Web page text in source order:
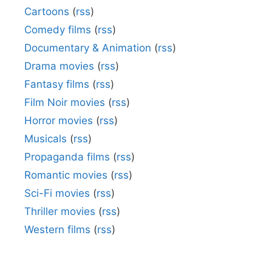
Cartoons (rss)
Comedy films (rss)
Documentary & Animation (rss)
Drama movies (rss)
Fantasy films (rss)
Film Noir movies (rss)
Horror movies (rss)
Musicals (rss)
Propaganda films (rss)
Romantic movies (rss)
Sci-Fi movies (rss)
Thriller movies (rss)
Western films (rss)